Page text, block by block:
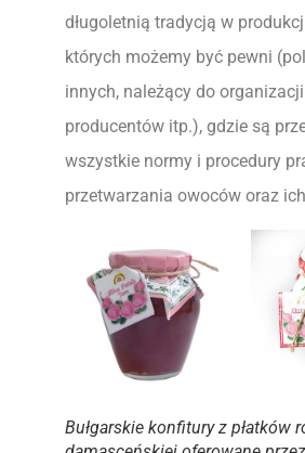
długoletnią tradycją w
których możemy być pewni
innych, należący do
producentów itp.), gdzie są
wszystkie normy i procedury
przetwarzania owoców oraz
Bułgarskie konfitury z płatków